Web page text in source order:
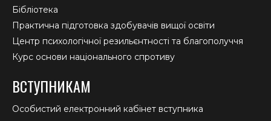
Бібліотека
Практична підготовка здобувачів вищої освіти
Центр психологічної резильєнтності та благополуччя
Курс основи національного спротиву
ВСТУПНИКАМ
Особистий електронний кабінет вступника